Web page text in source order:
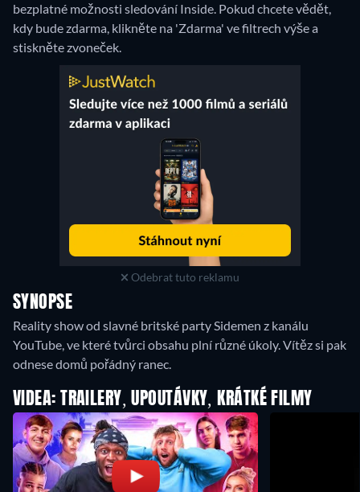
bezplatné možnosti sledování Inside. Pokud chcete vědět,
kdy bude zdarma, klikněte na 'Zdarma' ve filtrech výše a
stiskněte zvoneček.
Odebrat tuto reklamu
SYNOPSE
Reality show od slavné britské party Sidemen z kanálu
YouTube, ve které tvůrci obsahu plní různé úkoly. Vítěz si pak
odnese domů pořádný ranec.
VIDEA: TRAILERY, UPOUTÁVKY, KRÁTKÉ FILMY